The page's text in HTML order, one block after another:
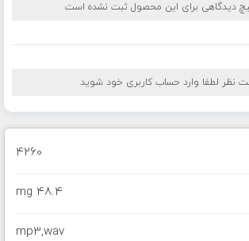
دیدگاهی برای این محصول ثبت نشده است
نظر لطفا وارد حساب کاربری خود شوید
4260
48.4 mg
mp3,wav